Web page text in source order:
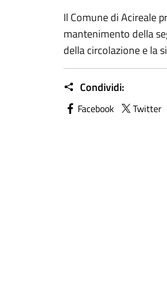
Il Comune di Acireale
mantenimento della
della circolazione e la
Condividi:
Facebook Twitter